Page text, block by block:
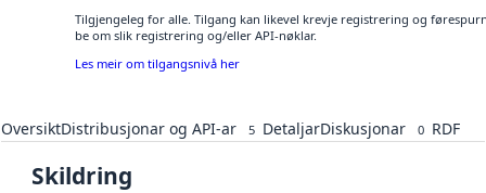
Tilgjengeleg for alle. Tilgang kan likevel krevje registrering og
be om slik registrering og/eller API-nøklar.
Les meir om tilgangsnivå her
OversiktDistribusjonar og API-ar 5 DetaljarDiskusjonar 0 RDF
Skildring